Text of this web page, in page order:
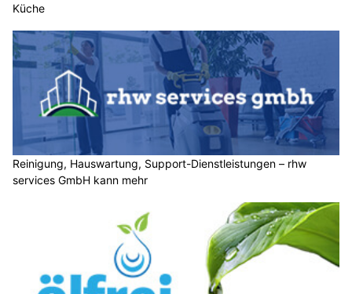
Küche
Reinigung, Hauswartung, Support-Dienstleistungen – rhw
services GmbH kann mehr